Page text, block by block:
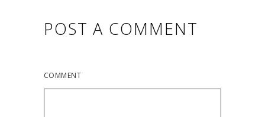
POST A COMMENT
COMMENT